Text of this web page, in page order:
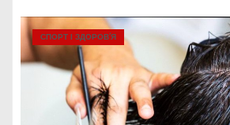
СПОРТ І ЗДОРОВ’Я